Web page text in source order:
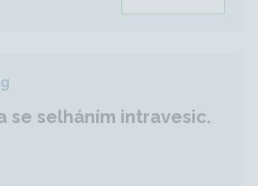
se selháním intravesic.